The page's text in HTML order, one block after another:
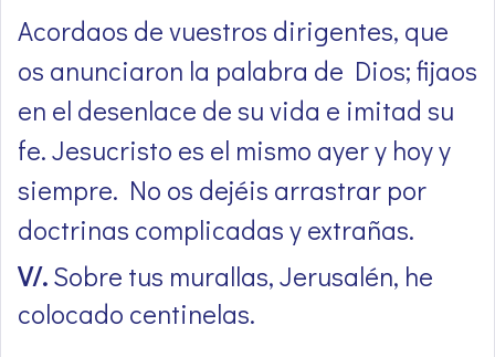
Acordaos de vuestros dirigentes, que
os anunciaron la palabra de Dios; fijaos
en el desenlace de su vida e imitad su
fe. Jesucristo es el mismo ayer y hoy y
siempre. No os dejéis arrastrar por
doctrinas complicadas y extrañas.
V/.Sobre tus murallas, Jerusalén, he
colocado centinelas.